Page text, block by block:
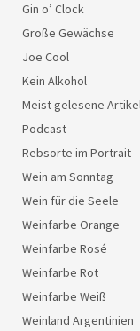
Gin o’ Clock
Große Gewächse
Joe Cool
Kein Alkohol
Meist gelesene
Podcast
Rebsorte im Portrait
Wein am Sonntag
Wein für die Seele
Weinfarbe Orange
Weinfarbe Rosé
Weinfarbe Rot
Weinfarbe Weiß
Weinland Argentinien